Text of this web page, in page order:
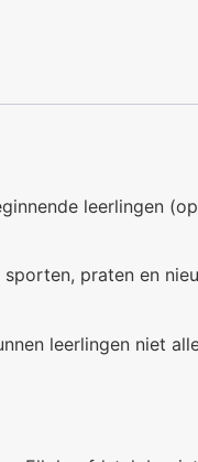
leerlingen
praten en
leerlingen niet